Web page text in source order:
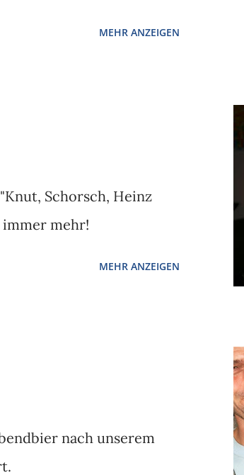
MEHR ANZEIGEN
Schorsch, Heinz
immer mehr!
MEHR ANZEIGEN
nach unserem